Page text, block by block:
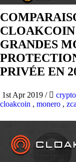
CLOAKCOIN
GRANDES
PRIVÉE EN
1st Apr 2019 / crypto
cloakcoin , monero ,